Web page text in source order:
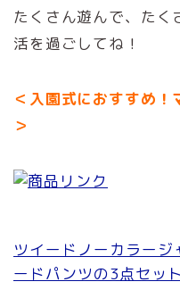
たくさん遊んで、たく
活を過ごしてね！
＜入園式におすすめ！
＞
ツイードノーカラー
ードパンツの3点セッ